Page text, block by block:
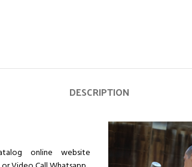
DESCRIPTION
online website